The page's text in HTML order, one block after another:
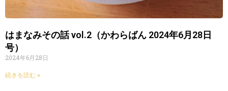
はまなみその話 vol.2（かわらばん 2024年6月28日
号）
2024年6月28日
続きを読む »